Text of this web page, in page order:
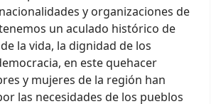
y organizaciones de
un aculado histórico de
la vida, la dignidad de los
en este quehacer
y mujeres de la región han
las necesidades de los pueblos